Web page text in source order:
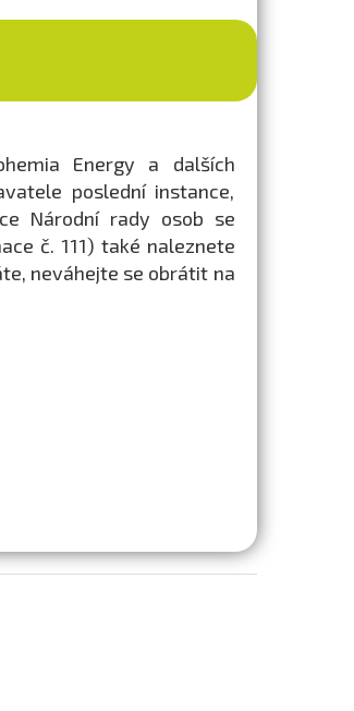
Energy a dalších
poslední instance,
Národní rady osob se
č. 111) také naleznete
neváhejte se obrátit na